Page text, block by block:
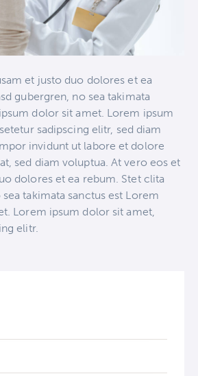
et justo duo dolores et ea
gubergren, no sea takimata
dolor sit amet. Lorem ipsum
sadipscing elitr, sed diam
invidunt ut labore et dolore
sed diam voluptua. At vero eos et
dolores et ea rebum. Stet clita
takimata sanctus est Lorem
Lorem ipsum dolor sit amet,
elitr.